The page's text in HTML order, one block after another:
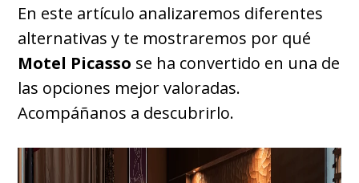
En este artículo analizaremos diferentes
alternativas y te mostraremos por qué
Motel Picasso se ha convertido en una de
las opciones mejor valoradas.
Acompáñanos a descubrirlo.